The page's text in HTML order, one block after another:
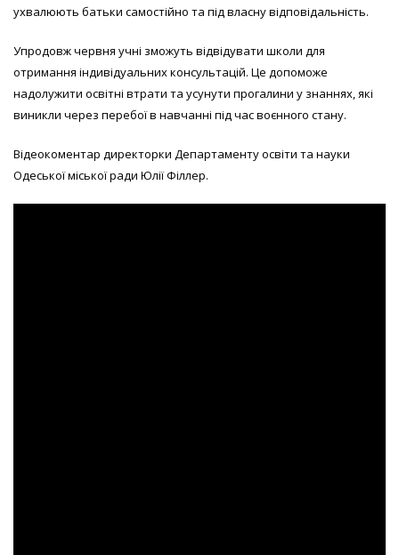
ухвалюють батьки самостійно та під власну відповідальність.
Упродовж червня учні зможуть відвідувати школи для
отримання індивідуальних консультацій. Це допоможе
надолужити освітні втрати та усунути прогалини у знаннях, які
виникли через перебої в навчанні під час воєнного стану.
Відеокоментар директорки Департаменту освіти та науки
Одеської міської ради Юлії Філлер.